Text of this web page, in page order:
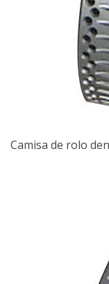
Camisa de rolo